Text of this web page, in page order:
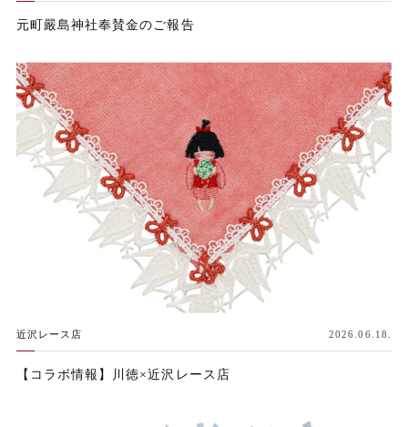
元町嚴島神社奉賛金のご報告
近沢レース店 2026.06.18.
【コラボ情報】川徳×近沢レース店